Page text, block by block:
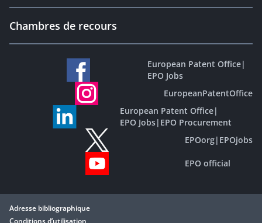
Chambres de recours
European Patent Office|
EPO Jobs
EuropeanPatentOffice
European Patent Office|
EPO Jobs| EPO Procurement
EPOorg| EPOjobs
EPO official
Adresse bibliographique
Conditions d’utilisation